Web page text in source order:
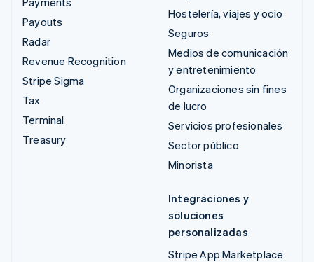
Payouts
Radar
Revenue Recognition
Stripe Sigma
Tax
Terminal
Treasury
Hostelería, viajes y ocio
Seguros
Medios de comunicación
y entretenimiento
Organizaciones sin fines
de lucro
Servicios profesionales
Sector público
Minorista
Integraciones y
soluciones
personalizadas
Stripe App Marketplace